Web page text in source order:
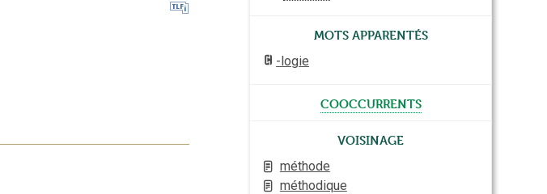
Mots apparentés
-logie
cooccurrents
Voisinage
méthode
méthodique